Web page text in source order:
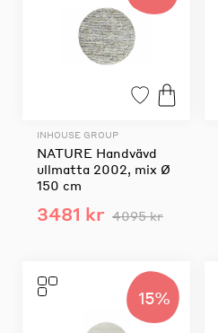
INHOUSE GROUP
NATURE Handvävd
ullmatta 2002, mix Ø
150 cm
3481 kr 4095 kr
15%